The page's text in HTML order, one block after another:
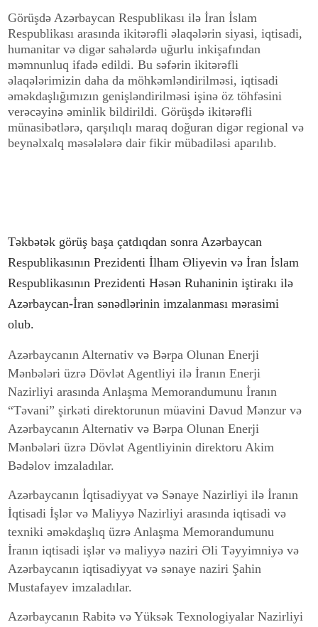
Görüşdə Azərbaycan Respublikası ilə İran İslam
Respublikası arasında ikitərəfli əlaqələrin siyasi, iqtisadi,
humanitar və digər sahələrdə uğurlu inkişafından
məmnunluq ifadə edildi. Bu səfərin ikitərəfli
əlaqələrimizin daha da möhkəmləndirilməsi, iqtisadi
əməkdaşlığımızın genişləndirilməsi işinə öz töhfəsini
verəcəyinə əminlik bildirildi. Görüşdə ikitərəfli
münasibətlərə, qarşılıqlı maraq doğuran digər regional və
beynəlxalq məsələlərə dair fikir mübadiləsi aparılıb.
Təkbətək görüş başa çatdıqdan sonra Azərbaycan
Respublikasının Prezidenti İlham Əliyevin və İran İslam
Respublikasının Prezidenti Həsən Ruhaninin iştirakı ilə
Azərbaycan-İran sənədlərinin imzalanması mərasimi
olub.
Azərbaycanın Alternativ və Bərpa Olunan Enerji
Mənbələri üzrə Dövlət Agentliyi ilə İranın Enerji
Nazirliyi arasında Anlaşma Memorandumunu İranın
“Təvani” şirkəti direktorunun müavini Davud Mənzur və
Azərbaycanın Alternativ və Bərpa Olunan Enerji
Mənbələri üzrə Dövlət Agentliyinin direktoru Akim
Bədəlov imzaladılar.
Azərbaycanın İqtisadiyyat və Sənaye Nazirliyi ilə İranın
İqtisadi İşlər və Maliyyə Nazirliyi arasında iqtisadi və
texniki əməkdaşlıq üzrə Anlaşma Memorandumunu
İranın iqtisadi işlər və maliyyə naziri Əli Təyyimniyə və
Azərbaycanın iqtisadiyyat və sənaye naziri Şahin
Mustafayev imzaladılar.
Azərbaycanın Rabitə və Yüksək Texnologiyalar Nazirliyi